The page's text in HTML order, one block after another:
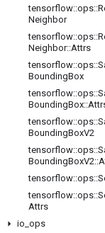
tensorflow::ops::
Neighbor
tensorflow::ops::
Neighbor::Attrs
tensorflow::ops::
BoundingBox
tensorflow::ops::
BoundingBox::
tensorflow::ops::
BoundingBoxV2
tensorflow::ops::
BoundingBoxV2::
tensorflow::ops::
tensorflow::ops::
Attrs
io ops